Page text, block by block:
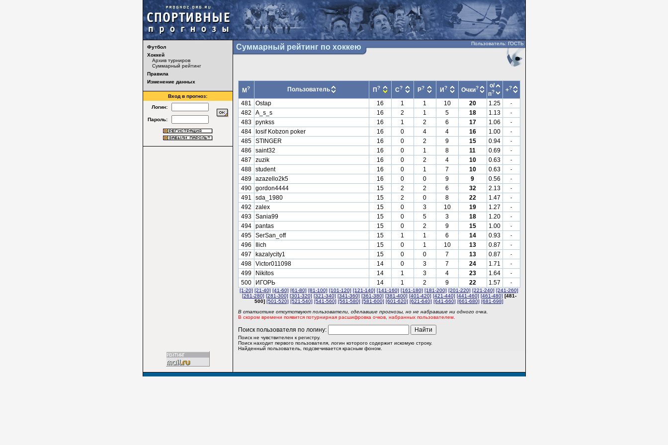
Футбол
Хоккей
Архив турниров
Суммарный рейтинг
Правила
Изменение данных
Вход в прогноз:
Логин:
Пароль:
Суммарный рейтинг по хоккею Пользователь: ГОСТЬ
М? Пользователь П? С? Р? И? Очки?
о/
п? +?
481 Ostap 16 1 1 10 20 1.25 -
482 A_s_s 16 2 1 5 18 1.13 -
483 pynkss 16 1 2 6 17 1.06 -
484 Iosif Kobzon poker 16 0 4 4 16 1.00 -
485 STINGER 16 0 2 9 15 0.94 -
486 saint32 16 0 1 8 11 0.69 -
487 zuzik 16 0 2 4 10 0.63 -
488 student 16 0 1 7 10 0.63 -
489 azazello2k5 16 0 0 9 9 0.56 -
490 gordon4444 15 2 2 6 32 2.13 -
491 sda_1980 15 2 0 8 22 1.47 -
492 zalex 15 0 3 10 19 1.27 -
493 Sania99 15 0 5 3 18 1.20 -
494 pantas 15 0 2 9 15 1.00 -
495 SerSan_off 15 1 1 6 14 0.93 -
496 Ilich 15 0 1 10 13 0.87 -
497 kazalycity1 15 0 0 7 13 0.87 -
498 Victor011098 14 0 3 7 24 1.71 -
499 Nikitos 14 1 3 4 23 1.64 -
500 ИГОРЬ 14 1 2 9 22 1.57
-
[1-20] [21-40] [41-60] [61-80] [81-100] [101-120] [121-140] [141-160] [161-180] [181-200] [201-220] [221-240] [241-260]
[261-280] [281-300] [301-320] [321-340] [341-360] [361-380] [381-400] [401-420] [421-440] [441-460] [461-480] [481-
500] [501-520] [521-540] [541-560] [561-580] [581-600] [601-620] [621-640] [641-660] [661-680] [681-698]
В статистике отсутствуют пользователи, сделавшие прогнозы, но не набравшие ни одного очка.
В скором времени появится потурнирная расшифровка очков, набранных пользователем.
Поиск пользователя по логину:
Поиск не чувствителен к регистру.
Поиск находит первого пользователя, логин которого содержит искомую строку.
Найденный пользователь, подсвечивается красным фоном.